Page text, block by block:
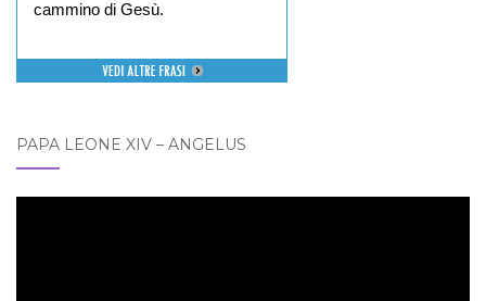
cammino di Gesù.
PAPA LEONE XIV – ANGELUS